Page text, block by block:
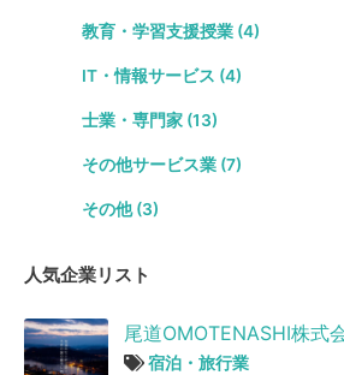
教育・学習支援授業 (4)
IT・情報サービス (4)
士業・専門家 (13)
その他サービス業 (7)
その他 (3)
人気企業リスト
尾道OMOTENASHI株式
宿泊・旅行業